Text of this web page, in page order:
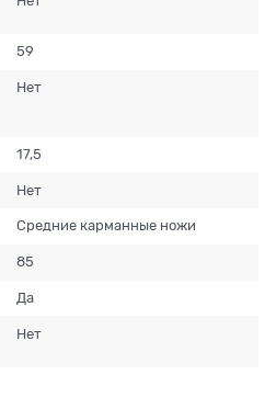
59
Нет
17,5
Нет
Средние карманные ножи
85
Да
Нет